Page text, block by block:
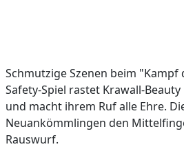
Schmutzige Szenen beim "Kampf
Safety-Spiel rastet Krawall-
und macht ihrem Ruf alle Ehre.
Neuankömmlingen den
Rauswurf.